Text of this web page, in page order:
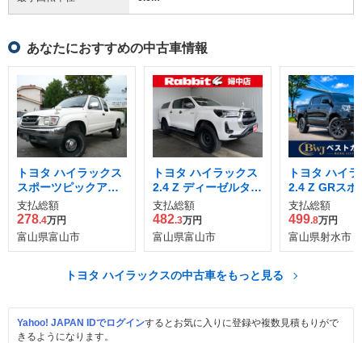
あなたにおすすめの中古車情報
トヨタ ハイラックス
スポーツピックアッ
プ 2.7 エクストラキ
ャブ ワイドボディ 4
WD
支払総額
278.4万円
富山県富山市
トヨタ ハイラックス
2.4 Z ディーゼルター
ボ 4WD
支払総額
482.3万円
富山県富山市
トヨタ ハイ
2.4 Z GRスポ
ィーゼルター
支払総額
499.8万円
富山県射水市
トヨタ ハイラックスの中古車をもっと見る
Yahoo! JAPAN IDでログインするとお気に入りに登録や複数見積もりがで
きるようになります。